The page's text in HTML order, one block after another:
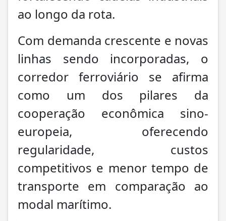
ao longo da rota.
Com demanda crescente e novas
linhas sendo incorporadas, o
corredor ferroviário se afirma
como um dos pilares da
cooperação econômica sino-
europeia, oferecendo
regularidade, custos
competitivos e menor tempo de
transporte em comparação ao
modal marítimo.